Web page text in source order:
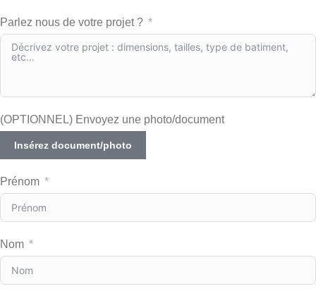
Parlez nous de votre projet ?
(OPTIONNEL) Envoyez une photo/document
Insérez document/photo
Prénom
Nom